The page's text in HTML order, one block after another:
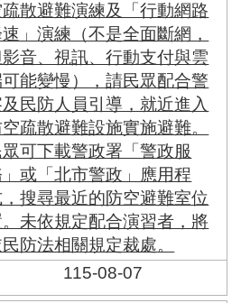
疏散避難演練及「行動網路
速」演練（不是全面斷網，
音、視訊、行動支付與雲
能變慢），請民眾配合警
民防人員引導，就近進入
空疏散避難設施實施避難。
眾可下載警政署「警政服
或「北市警政」應用程
搜尋最近的防空避難室位
未依規定配合演習者，將
防法相關規定裁處。
115-08-07